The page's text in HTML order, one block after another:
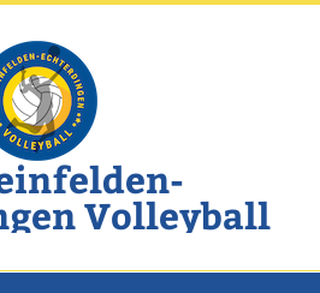
Volleyball